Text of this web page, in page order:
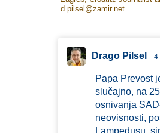
d.pilsel@zamir.net
Drago Pilsel 4
Papa Prevost
slučajno, na
osnivanja
neovisnosti,
Lampedusu,